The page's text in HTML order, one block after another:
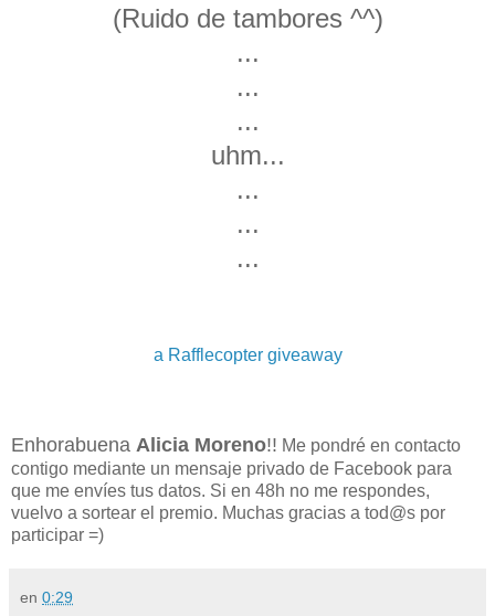
(Ruido de tambores ^^)
...
...
...
uhm...
...
...
...
a Rafflecopter giveaway
Enhorabuena Alicia Moreno!! Me pondré en contacto
contigo mediante un mensaje privado de Facebook para
que me envíes tus datos. Si en 48h no me respondes,
vuelvo a sortear el premio. Muchas gracias a tod@s por
participar =)
en 0:29